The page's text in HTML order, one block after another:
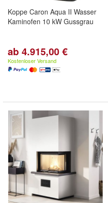
Koppe Caron Aqua II Wasser
Kaminofen 10 kW Gussgrau
ab 4.915,00 €
Kostenloser Versand